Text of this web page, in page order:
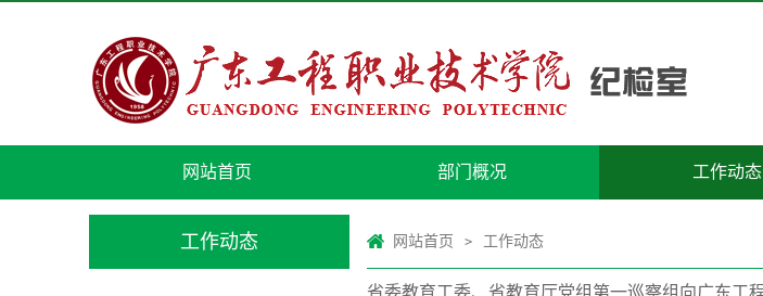
网站首页 部门概况 工作动态
工作动态 网站首页 > 工作动态
省委教育工委、省教育厅党组第一巡察组向广东工